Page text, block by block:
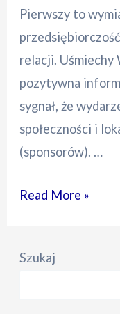
Pierwszy to
relacji. Uśmiechy
pozytywna
sygnał, że
społeczności i
(sponsorów). …
XXIX
Kochanych
Read More »
Szukaj